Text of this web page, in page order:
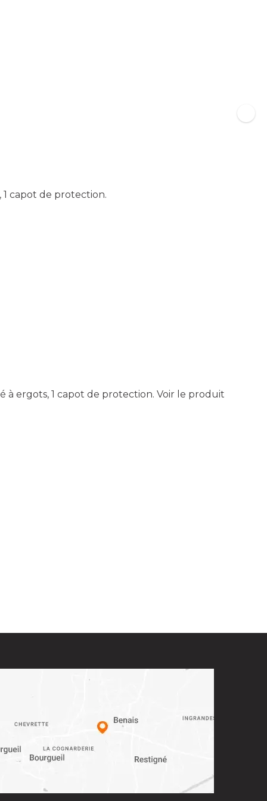
1 capot de protection.
à ergots, 1 capot de protection. Voir le produit